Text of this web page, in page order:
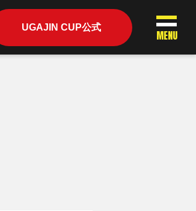
UGAJIN CUP公式
MENU